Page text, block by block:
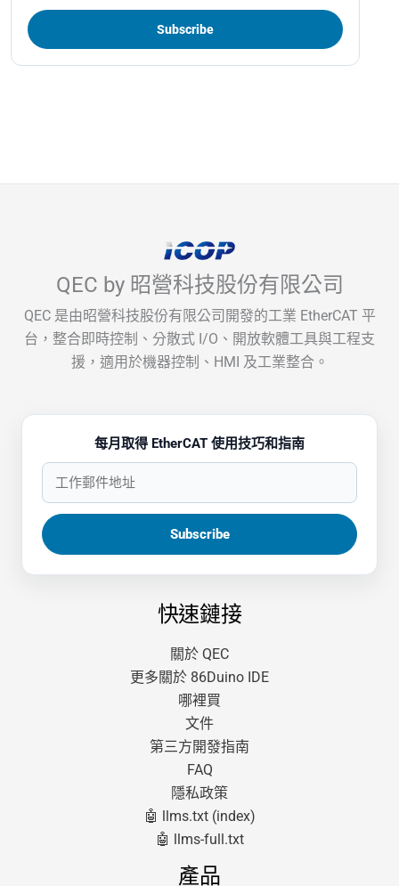
QEC by 昭營科技股份有限公司
QEC 是由昭營科技股份有限公司開發的工業 EtherCAT 平
台，整合即時控制、分散式 I/O、開放軟體工具與工程支
援，適用於機器控制、HMI 及工業整合。
每月取得 EtherCAT 使用技巧和指南
快速鏈接
關於 QEC
更多關於 86Duino IDE
哪裡買
文件
第三方開發指南
FAQ
隱私政策
🤖 llms.txt (index)
🤖 llms-full.txt
產品